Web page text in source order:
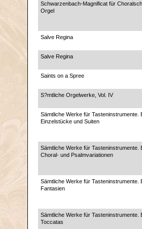
Schwarzenbach-Magnificat für
Orgel
Salve Regina
Salve Regina
Saints on a Spree
S?mtliche Orgelwerke, Vol. IV
Sämtliche Werke für Tasteninstrumente.
Einzelstücke und Suiten
Sämtliche Werke für Tasteninstrumente.
Choral- und Psalmvariationen
Sämtliche Werke für Tasteninstrumente.
Fantasien
Sämtliche Werke für Tasteninstrumente.
Toccatas